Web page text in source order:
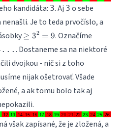
kandidáta: 3. Aj 3 o sebe
Je to teda prvočíslo, a
\geq
= 9
≥ 32 = 9. Označíme
. Dostaneme sa na niektoré
dvojkou - nič si z toho
nijak ošetrovať. Všade
a ak tomu bolo tak aj
však zapísané, že je zložená, a